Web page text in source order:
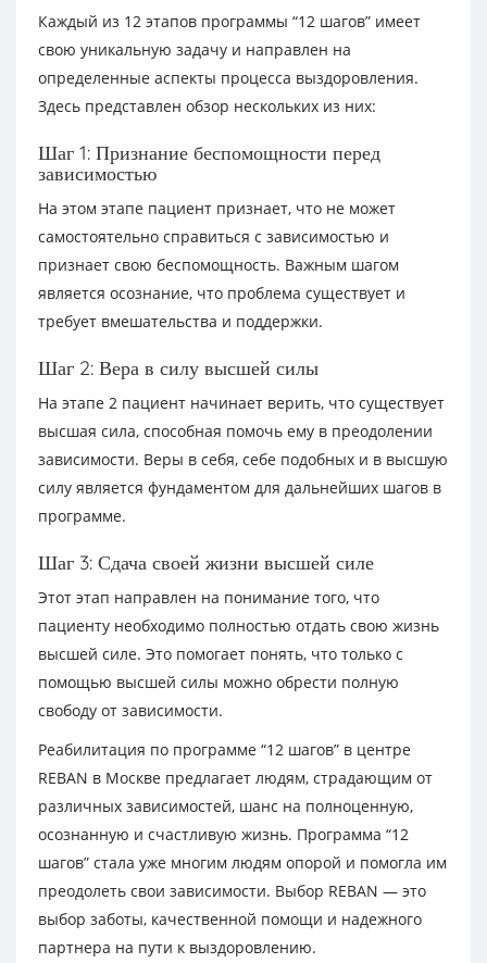
Каждый из 12 этапов программы “12 шагов” имеет
свою уникальную задачу и направлен на
определенные аспекты процесса выздоровления.
Здесь представлен обзор нескольких из них:
Шаг 1: Признание беспомощности перед
зависимостью
На этом этапе пациент признает, что не может
самостоятельно справиться с зависимостью и
признает свою беспомощность. Важным шагом
является осознание, что проблема существует и
требует вмешательства и поддержки.
Шаг 2: Вера в силу высшей силы
На этапе 2 пациент начинает верить, что существует
высшая сила, способная помочь ему в преодолении
зависимости. Веры в себя, себе подобных и в высшую
силу является фундаментом для дальнейших шагов в
программе.
Шаг 3: Сдача своей жизни высшей силе
Этот этап направлен на понимание того, что
пациенту необходимо полностью отдать свою жизнь
высшей силе. Это помогает понять, что только с
помощью высшей силы можно обрести полную
свободу от зависимости.
Реабилитация по программе “12 шагов” в центре
REBAN в Москве предлагает людям, страдающим от
различных зависимостей, шанс на полноценную,
осознанную и счастливую жизнь. Программа “12
шагов” стала уже многим людям опорой и помогла им
преодолеть свои зависимости. Выбор REBAN — это
выбор заботы, качественной помощи и надежного
партнера на пути к выздоровлению.